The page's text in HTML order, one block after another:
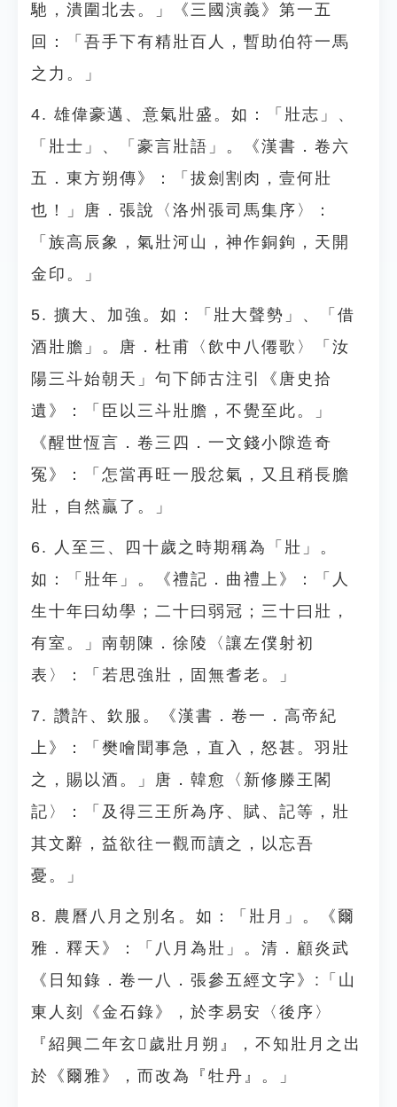
馳，潰圍北去。」《三國演義》第一五
回：「吾手下有精壯百人，暫助伯符一馬
之力。」
4. 雄偉豪邁、意氣壯盛。如：「壯志」、
「壯士」、「豪言壯語」。《漢書．卷六
五．東方朔傳》：「拔劍割肉，壹何壯
也！」唐．張說〈洛州張司馬集序〉：
「族高辰象，氣壯河山，神作銅鉤，天開
金印。」
5. 擴大、加強。如：「壯大聲勢」、「借
酒壯膽」。唐．杜甫〈飲中八僊歌〉「汝
陽三斗始朝天」句下師古注引《唐史拾
遺》：「臣以三斗壯膽，不覺至此。」
《醒世恆言．卷三四．一文錢小隙造奇
冤》：「怎當再旺一股忿氣，又且稍長膽
壯，自然贏了。」
6. 人至三、四十歲之時期稱為「壯」。
如：「壯年」。《禮記．曲禮上》：「人
生十年曰幼學；二十曰弱冠；三十曰壯，
有室。」南朝陳．徐陵〈讓左僕射初
表〉：「若思強壯，固無耆老。」
7. 讚許、欽服。《漢書．卷一．高帝紀
上》：「樊噲聞事急，直入，怒甚。羽壯
之，賜以酒。」唐．韓愈〈新修滕王閣
記〉：「及得三王所為序、賦、記等，壯
其文辭，益欲往一觀而讀之，以忘吾
憂。」
8. 農曆八月之別名。如：「壯月」。《爾
雅．釋天》：「八月為壯」。清．顧炎武
《日知錄．卷一八．張參五經文字》:「山
東人刻《金石錄》，於李易安〈後序〉
『紹興二年玄𪑝歲壯月朔』，不知壯月之出
於《爾雅》，而改為『牡丹』。」